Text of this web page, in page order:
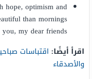
hope, optimism and
than mornings
my dear friends.
اقرأ أيضًا: اقتباسات
والأصدقاء